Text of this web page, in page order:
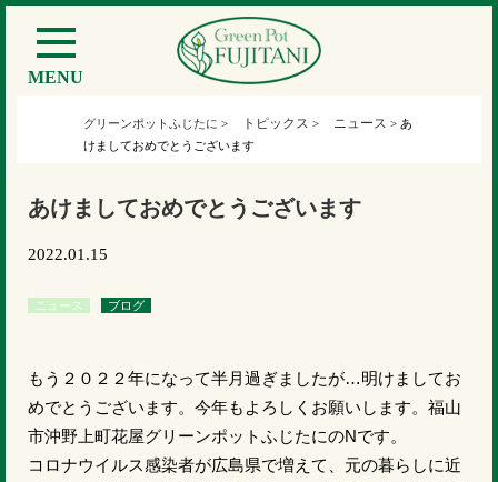
MENU
グリーンポットふじたに > トピックス > ニュース > あ
けましておめでとうございます
あけましておめでとうございます
2022.01.15
ニュース ブログ
もう２０２２年になって半月過ぎましたが…明けましてお
めでとうございます。今年もよろしくお願いします。福山
市沖野上町花屋グリーンポットふじたにのNです。
コロナウイルス感染者が広島県で増えて、元の暮らしに近